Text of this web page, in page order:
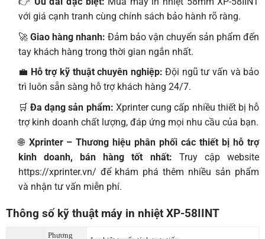
với giá cạnh tranh cùng chính sách bảo hành rõ ràng.
🚀 Giao hàng nhanh: Đảm bảo vận chuyển sản phẩm đến
tay khách hàng trong thời gian ngắn nhất.
💼 Hỗ trợ kỹ thuật chuyên nghiệp: Đội ngũ tư vấn và bảo
trì luôn sẵn sàng hỗ trợ khách hàng 24/7.
🛒Đa dạng sản phẩm: Xprinter cung cấp nhiều thiết bị hỗ
trợ kinh doanh chất lượng, đáp ứng mọi nhu cầu của bạn.
🌐 Xprinter – Thương hiệu phân phối các thiết bị hỗ trợ
kinh doanh, bán hàng tốt nhất: Truy cập website
https://xprinter.vn/ để khám phá thêm nhiều sản phẩm
và nhận tư vấn miễn phí.
Thông số kỹ thuật máy in nhiệt XP-58IINT
Phương